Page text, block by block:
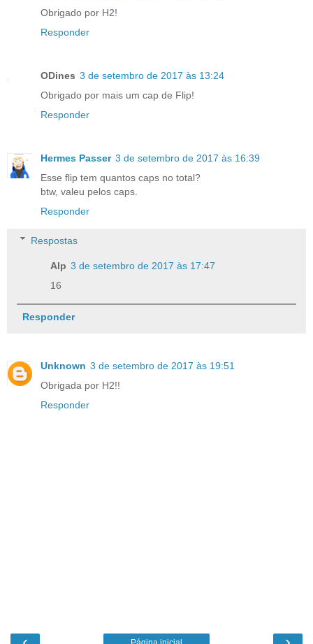
Obrigado por H2!
Responder
ODines 3 de setembro de 2017 às 13:24
Obrigado por mais um cap de Flip!
Responder
Hermes Passer 3 de setembro de 2017 às 16:39
Esse flip tem quantos caps no total?
btw, valeu pelos caps.
Responder
Respostas
Alp 3 de setembro de 2017 às 17:47
16
Responder
Unknown 3 de setembro de 2017 às 19:51
Obrigada por H2!!
Responder